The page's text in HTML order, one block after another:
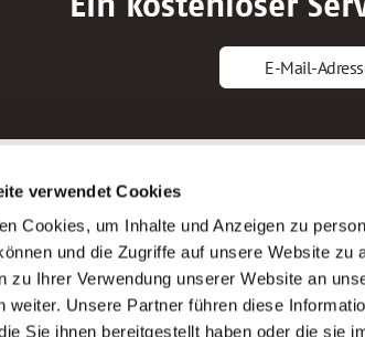
verwendet Cookies
Cookies, um Inhalte und Anzeigen zu
und die Zugriffe auf unsere Website zu
zu Ihrer Verwendung unserer Website an
weiter. Unsere Partner führen diese
Sie ihnen bereitgestellt haben oder die sie
Ein kostenloser
E-Mail-
Bewerbungstipps
Bewerbung als Altenpfleger*in
Bewerbung als Krankenpfleger*in
Bewerbung als Altenpflegehelfer*in
Bewerbung als Erzieher*in